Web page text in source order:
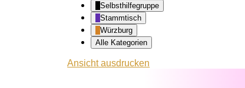
Selbsthilfegruppe
Stammtisch
Würzburg
Alle Kategorien
Ansichtausdrucken